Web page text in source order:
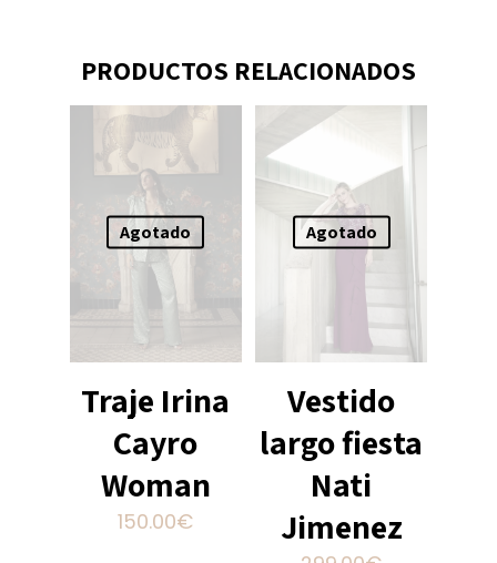
PRODUCTOS RELACIONADOS
Agotado
Traje Irina
Cayro
Woman
150.00€
Agotado
Vestido
largo fiesta
Nati
Jimenez